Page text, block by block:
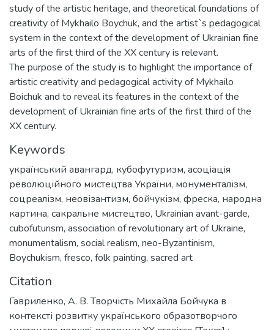
study of the artistic heritage, and theoretical foundations of
creativity of Mykhailo Boychuk, and the artist`s pedagogical
system in the context of the development of Ukrainian fine
arts of the first third of the XX century is relevant.
The purpose of the study is to highlight the importance of
artistic creativity and pedagogical activity of Mykhailo
Boichuk and to reveal its features in the context of the
development of Ukrainian fine arts of the first third of the
XX century.
Keywords
український авангард, кубофутуризм, асоціація
революційного мистецтва України, монументалізм,
соцреалізм, неовізантизм, бойчукізм, фреска, народна
картина, сакральне мистецтво, Ukrainian avant-garde,
cubofuturism, association of revolutionary art of Ukraine,
monumentalism, social realism, neo-Byzantinism,
Boychukism, fresco, folk painting, sacred art
Citation
Гавриленко, А. В. Творчість Михайла Бойчука в
контексті розвитку українського образотворчого